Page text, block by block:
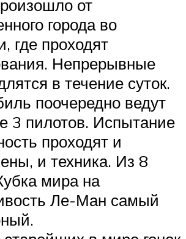
от
города во
где проходят
Непрерывные
в течение суток.
поочередно ведут
3 пилотов. Испытание
проходят и
и техника. Из 8
мира на
Ле-Ман самый